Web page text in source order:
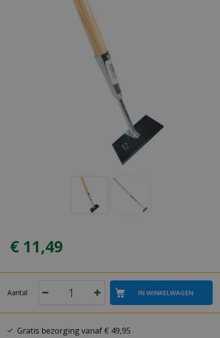
€ 11,49
Aantal
Gratis bezorging vanaf € 49,95